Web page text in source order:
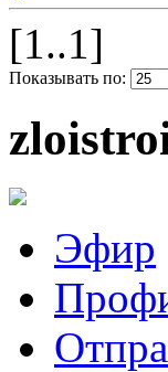
[1..1]
Показывать по:
Эфир